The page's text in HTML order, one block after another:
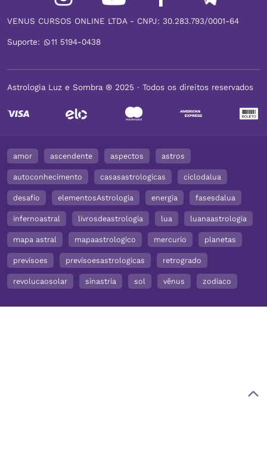
VENUS CURSOS ONLINE LTDA - CNPJ: 30.283.793/0001-64
Suporte: 11 5194-0438
Astrologia Luz e Sombra ® 2025 ∙ Todos os direitos reservados
amor ascendente aspectos astros
autoconhecimento casasastrologicas ciclodalua
desafio elementosAstrologia energia fasesdalua
infernoastral livrosdeastrologia lua luanaastrologia
mapa astral mapaastrologico mercurio planetas
previsoes previsoesastrologicas retrogrado
revolucaosolar sinastria sol vênus zodiaco